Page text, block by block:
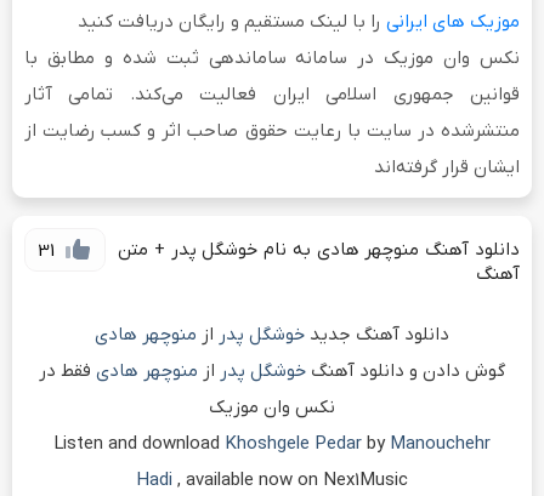
موزیک های ایرانی را با لینک مستقیم و رایگان دریافت کنید
نکس وان موزیک در سامانه ساماندهی ثبت شده و مطابق با
قوانین جمهوری اسلامی ایران فعالیت می‌کند. تمامی آثار
منتشرشده در سایت با رعایت حقوق صاحب اثر و کسب رضایت از
ایشان قرار گرفته‌اند
31
دانلود آهنگ منوچهر هادی به نام خوشگل پدر + متن
آهنگ
دانلود آهنگ جدید خوشگل پدر از منوچهر هادی
گوش دادن و دانلود آهنگ خوشگل پدر از منوچهر هادی فقط در
نکس وان موزیک
Listen and download Khoshgele Pedar by Manouchehr
Hadi , available now on Nex1Music